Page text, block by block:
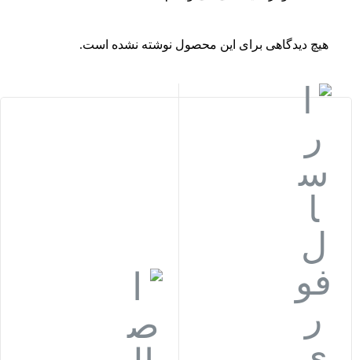
هیچ دیدگاهی برای این محصول نوشته نشده است.